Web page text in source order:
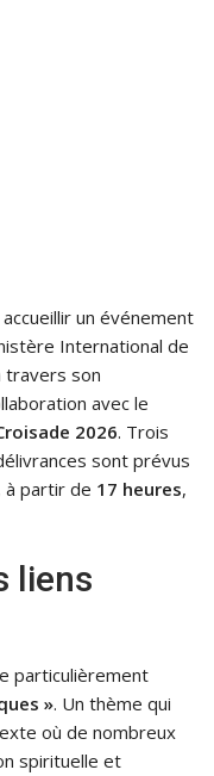
un événement
International de
travers son
avec le
2026. Trois
sont prévus
à partir de 17 heures,
liens
particulièrement
». Un thème qui
où de nombreux
spirituelle et